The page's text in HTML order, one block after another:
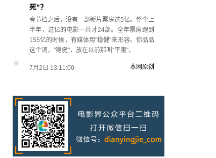
死"？
春节档之后，没有一部新片票房过5亿。整个上
半年，过亿的电影一共才24部。全年票房跑到
155亿的时候，有媒体用"稳健"来形容。你品品
这个词，"稳健"，放在以前那叫"平庸"。
7月2日 13:11:00
路
2025年，真人实拍微短剧的上线数量占比约
71%，AI微短剧不到30%。到了2026年第一季
度，这个比例完全倒挂——真人实拍跌到
32%，AI飙升到68%。
本网原创